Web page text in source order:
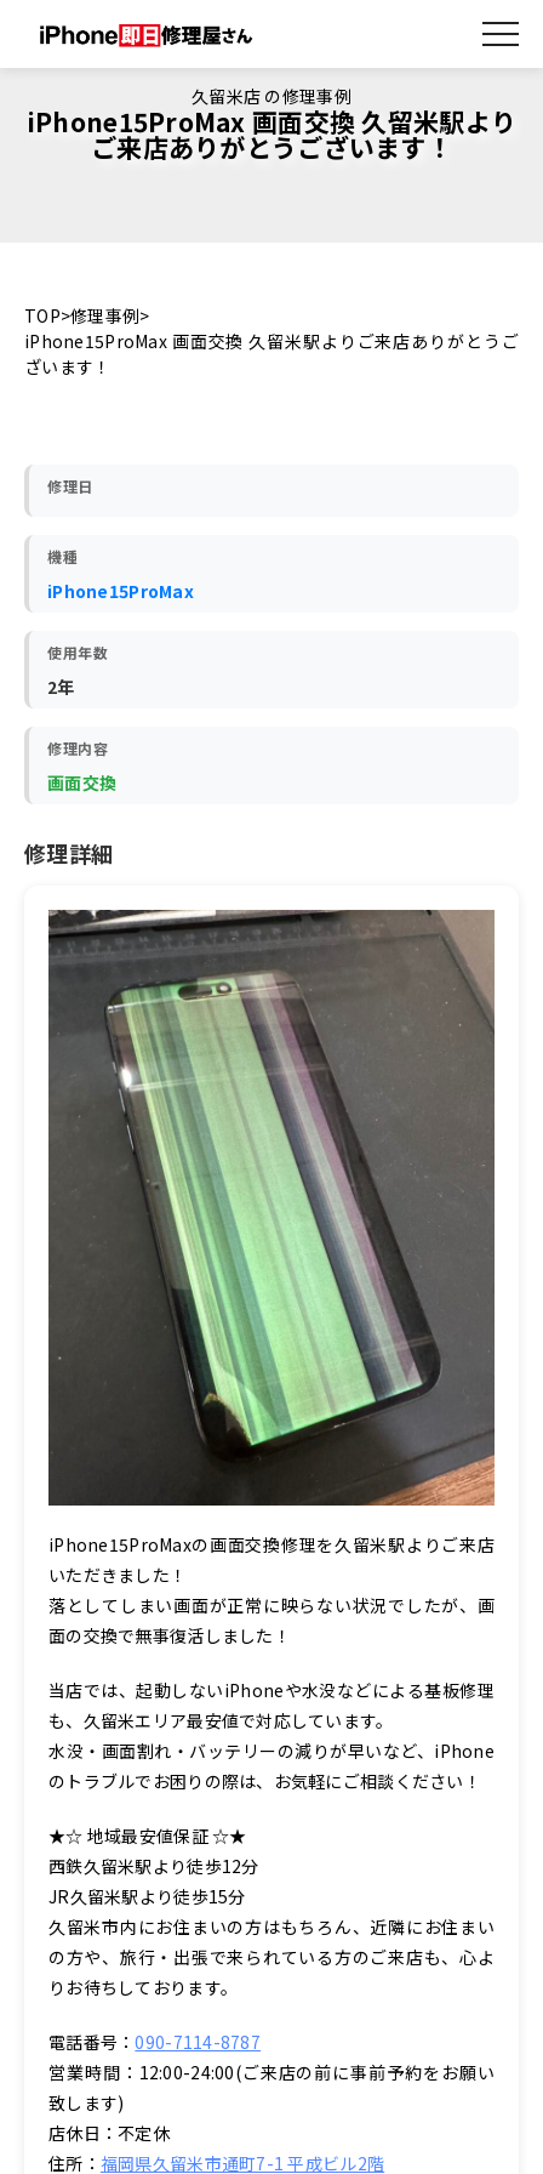
久留米店 の修理事例
iPhone15ProMax 画面交換 久留米駅より
ご来店ありがとうございます！
TOP 修理事例
iPhone15ProMax 画面交換 久留米駅よりご来店ありがとうご
ざいます！
修理日
機種
iPhone15ProMax
使用年数
2年
修理内容
画面交換
修理詳細
iPhone15ProMaxの画面交換修理を久留米駅よりご来店
いただきました！
落としてしまい画面が正常に映らない状況でしたが、画
面の交換で無事復活しました！
当店では、起動しないiPhoneや水没などによる基板修理
も、久留米エリア最安値で対応しています。
水没・画面割れ・バッテリーの減りが早いなど、iPhone
のトラブルでお困りの際は、お気軽にご相談ください！
★☆ 地域最安値保証 ☆★
西鉄久留米駅より徒歩12分
JR久留米駅より徒歩15分
久留米市内にお住まいの方はもちろん、近隣にお住まい
の方や、旅行・出張で来られている方のご来店も、心よ
りお待ちしております。
電話番号：090-7114-8787
営業時間：12:00-24:00(ご来店の前に事前予約をお願い
致します)
店休日：不定休
住所： 福岡県久留米市通町7-1 平成ビル2階